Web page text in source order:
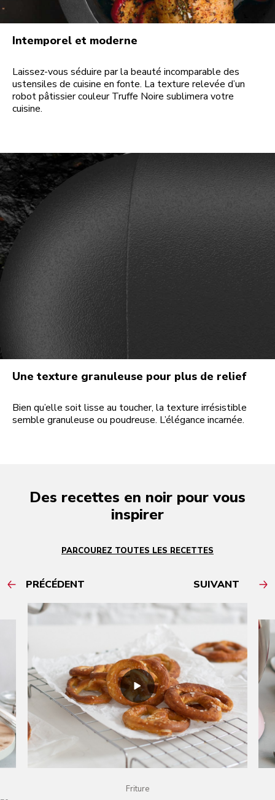
Intemporel et moderne
Laissez-vous séduire par la beauté incomparable des
ustensiles de cuisine en fonte. La texture relevée d’un
robot pâtissier couleur Truffe Noire sublimera votre
cuisine.
Une texture granuleuse pour plus de relief
Bien qu’elle soit lisse au toucher, la texture irrésistible
semble granuleuse ou poudreuse. L’élégance incarnée.
Des recettes en noir pour vous
inspirer
PARCOUREZ TOUTES LES RECETTES
PRÉCÉDENT SUIVANT
Friture